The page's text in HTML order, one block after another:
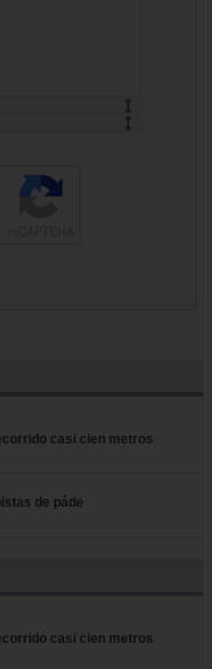
casi cien metros
de páde
casi cien metros